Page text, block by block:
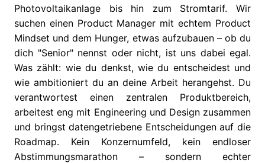
Photovoltaikanlage bis hin zum Stromtarif. Wir
suchen einen Product Manager mit echtem Product
Mindset und dem Hunger, etwas aufzubauen – ob du
dich "Senior" nennst oder nicht, ist uns dabei egal.
Was zählt: wie du denkst, wie du entscheidest und
wie ambitioniert du an deine Arbeit herangehst. Du
verantwortest einen zentralen Produktbereich,
arbeitest eng mit Engineering und Design zusammen
und bringst datengetriebene Entscheidungen auf die
Roadmap. Kein Konzernumfeld, kein endloser
Abstimmungsmarathon – sondern echter